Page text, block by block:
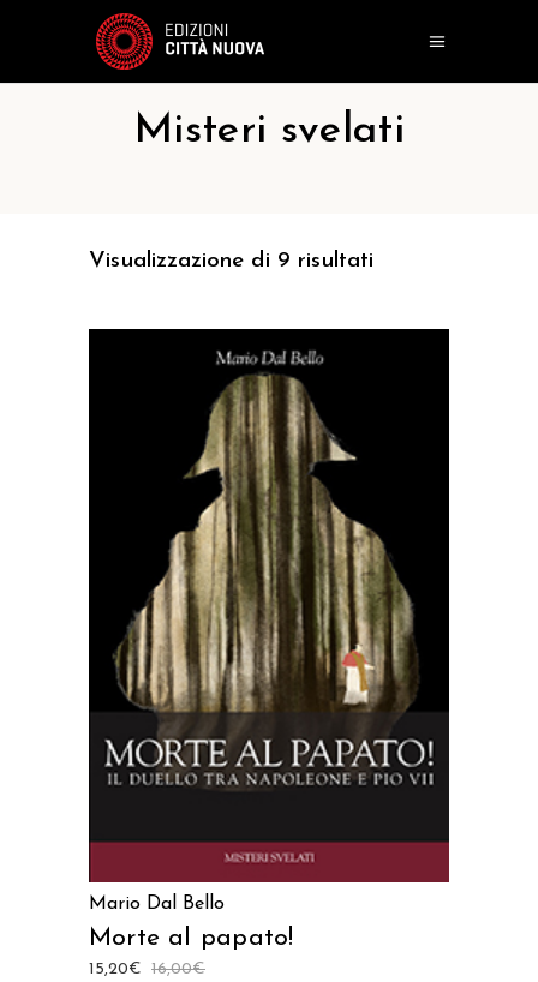
Misteri svelati
Visualizzazione di 9 risultati
AGGIUNGI AL CARRELLO
Mario Dal Bello
Morte al papato!
16,00€
15,20€